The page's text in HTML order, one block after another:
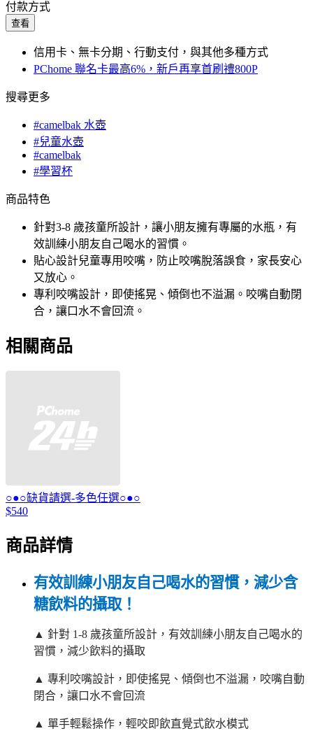
付款方式
查看
信用卡、無卡分期、行動支付，與其他多種方式
PChome 聯名卡最高6%，新戶再享首刷禮800P
搜尋更多
#camelbak 水壺
#兒童水壺
#camelbak
#學習杯
商品特色
針對3-8 歲孩童所設計，讓小朋友擁有專屬的水瓶，有
效訓練小朋友自己喝水的習慣。
貼心設計兒童專用咬嘴，防止咬嘴脫落誤食，家長安心
又放心。
專利咬嘴設計，即使搖晃、傾倒也不溢漏。咬嘴自動閉
合，讓口水不會回流。
相關商品
○●○缺貨請選-多色任選○●○
$540
商品詳情
有效訓練小朋友自己喝水的習慣，減少含
糖飲料的攝取！
▲ 針對 1-8 歲孩童所設計，有效訓練小朋友自己喝水的
習慣，減少飲料的攝取
▲ 專利咬嘴設計，即使搖晃、傾倒也不溢漏，咬嘴自動
閉合，讓口水不會回流
▲ 單手輕鬆操作，輕咬即飲直覺式飲水模式